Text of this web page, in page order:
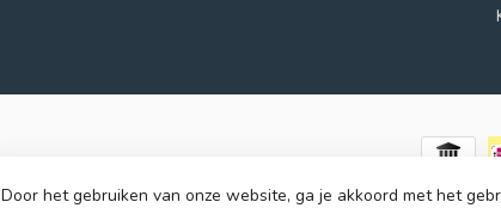
© Copyright 2026
Door het gebruiken van onze website, ga je akkoord met het